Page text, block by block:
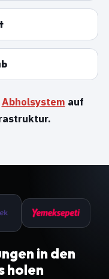
Abholsystem auf
in den
holen